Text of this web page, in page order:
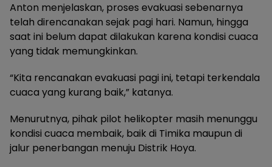
Anton menjelaskan, proses evakuasi sebenarnya
telah direncanakan sejak pagi hari. Namun, hingga
saat ini belum dapat dilakukan karena kondisi cuaca
yang tidak memungkinkan.
“Kita rencanakan evakuasi pagi ini, tetapi terkendala
cuaca yang kurang baik,” katanya.
Menurutnya, pihak pilot helikopter masih menunggu
kondisi cuaca membaik, baik di Timika maupun di
jalur penerbangan menuju Distrik Hoya.